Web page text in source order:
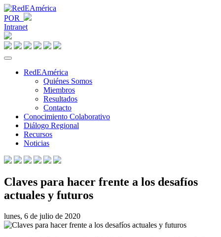
POR
Intranet
RedEAmérica
Quiénes Somos
Miembros
Resultados
Contacto
Conocimiento Colaborativo
Diálogo Regional
Recursos
Noticias
Claves para hacer frente a los desafíos
actuales y futuros
lunes, 6 de julio de 2020